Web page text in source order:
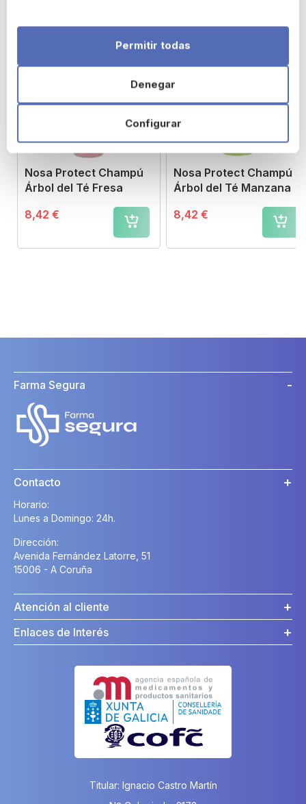
Nosa Protect Champú
Árbol del Té Fresa
8,42 €
Nosa Protect Champú
Árbol del Té Manzana
8,42 €
Configurar
Denegar
Permitir todas
Farma Segura
Contacto
Horario:
Lunes a Domingo: 24h.
Dirección:
Avenida Fernández Latorre, 51
15006 - A Coruña
Atención al cliente
Enlaces de Interés
Titular: Ignacio Castro Martín